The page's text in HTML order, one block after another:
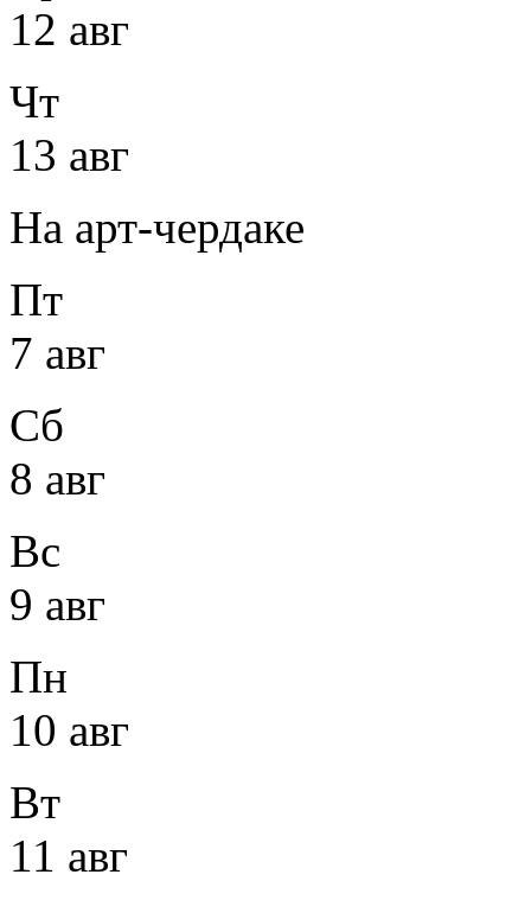
12 авг
Чт
13 авг
На арт-чердаке
Пт
7 авг
Сб
8 авг
Вс
9 авг
Пн
10 авг
Вт
11 авг